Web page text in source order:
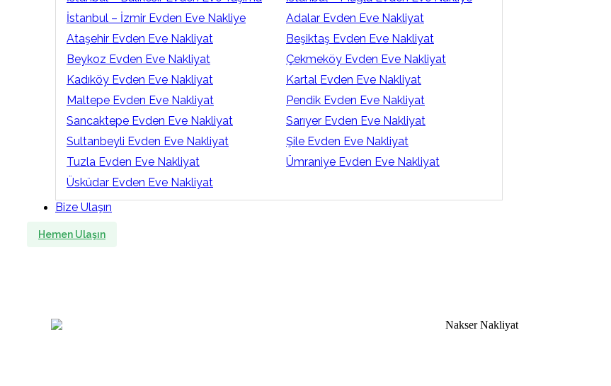
İstanbul – İzmir Evden Eve Nakliye
Adalar Evden Eve Nakliyat
Ataşehir Evden Eve Nakliyat
Beşiktaş Evden Eve Nakliyat
Beykoz Evden Eve Nakliyat
Çekmeköy Evden Eve Nakliyat
Kadıköy Evden Eve Nakliyat
Kartal Evden Eve Nakliyat
Maltepe Evden Eve Nakliyat
Pendik Evden Eve Nakliyat
Sancaktepe Evden Eve Nakliyat
Sarıyer Evden Eve Nakliyat
Sultanbeyli Evden Eve Nakliyat
Şile Evden Eve Nakliyat
Tuzla Evden Eve Nakliyat
Ümraniye Evden Eve Nakliyat
Üsküdar Evden Eve Nakliyat
Bize Ulaşın
Hemen Ulaşın